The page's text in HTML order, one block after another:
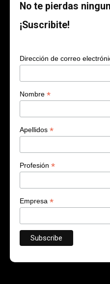
No te pierdas
¡Suscribite!
Dirección de correo
Nombre *
Apellidos *
Profesión *
Empresa *